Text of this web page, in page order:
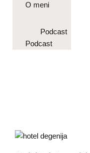
O meni
Podcast
Podcast